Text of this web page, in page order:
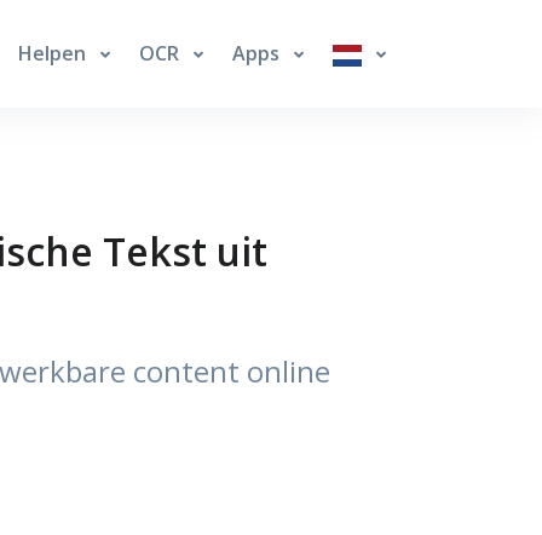
Helpen OCR Apps
Tekst uit
content online